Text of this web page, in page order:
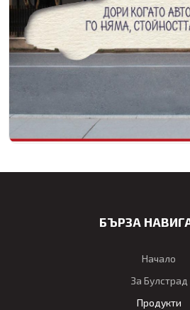
БЪРЗА
Начало
За Булстрад
Продукти